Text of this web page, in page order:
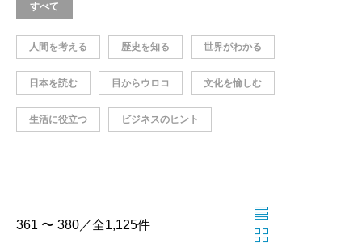
すべて
人間を考える 歴史を知る 世界がわかる
日本を読む 目からウロコ 文化を愉しむ
生活に役立つ ビジネスのヒント
361 〜 380／全1,125件